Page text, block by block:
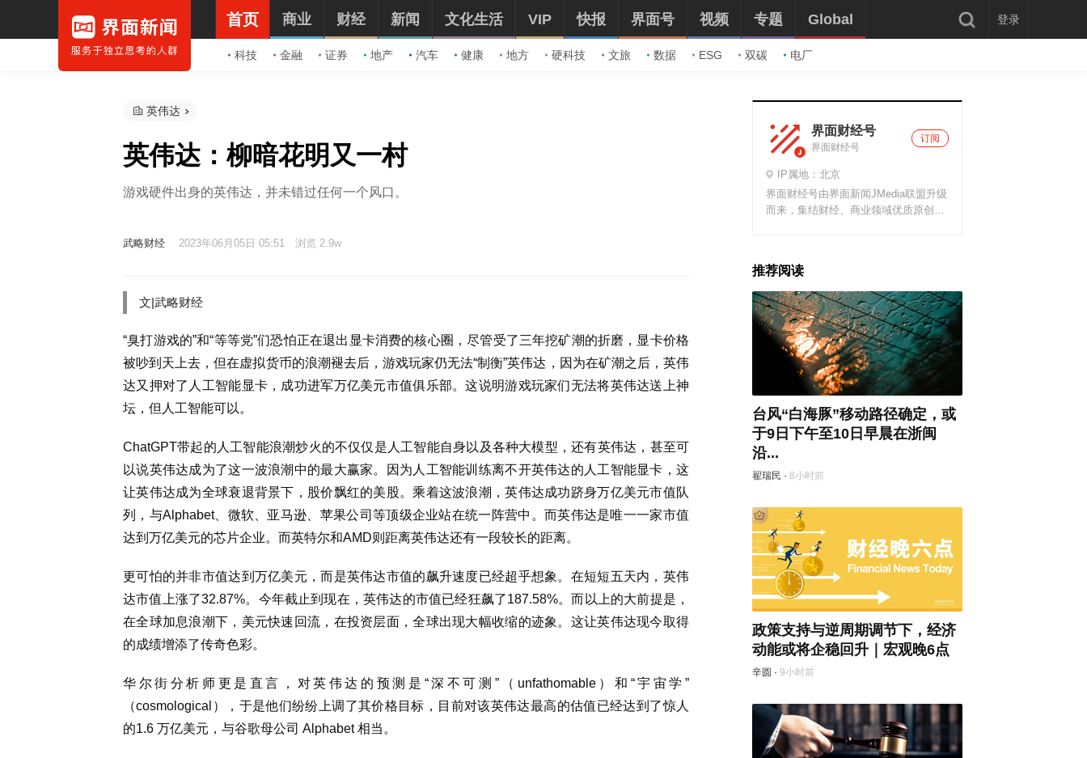
首页
科技 金融 证券 地产 汽车 健康 地方 硬科技 文旅 数据 ESG 双碳 电厂
商业 财经 新闻 文化生活 VIP 快报 界面号 视频 专题 Global 登录
英伟达
英伟达：柳暗花明又一村
游戏硬件出身的英伟达，并未错过任何一个风口。
武略财经 2023年06月05日 05:51 浏览 2.9w
文|武略财经
“臭打游戏的”和“等等党”们恐怕正在退出显卡消费的核心圈，尽管受了三年挖矿潮的折磨，显卡价格
被吵到天上去，但在虚拟货币的浪潮褪去后，游戏玩家仍无法“制衡”英伟达，因为在矿潮之后，英伟
达又押对了人工智能显卡，成功进军万亿美元市值俱乐部。这说明游戏玩家们无法将英伟达送上神
坛，但人工智能可以。
ChatGPT带起的人工智能浪潮炒火的不仅仅是人工智能自身以及各种大模型，还有英伟达，甚至可
以说英伟达成为了这一波浪潮中的最大赢家。因为人工智能训练离不开英伟达的人工智能显卡，这
让英伟达成为全球衰退背景下，股价飘红的美股。乘着这波浪潮，英伟达成功跻身万亿美元市值队
列，与Alphabet、微软、亚马逊、苹果公司等顶级企业站在统一阵营中。而英伟达是唯一一家市值
达到万亿美元的芯片企业。而英特尔和AMD则距离英伟达还有一段较长的距离。
更可怕的并非市值达到万亿美元，而是英伟达市值的飙升速度已经超乎想象。在短短五天内，英伟
达市值上涨了32.87%。今年截止到现在，英伟达的市值已经狂飙了187.58%。而以上的大前提是，
在全球加息浪潮下，美元快速回流，在投资层面，全球出现大幅收缩的迹象。这让英伟达现今取得
的成绩增添了传奇色彩。
华尔街分析师更是直言，对英伟达的预测是“深不可测”（unfathomable）和“宇宙学”
（cosmological），于是他们纷纷上调了其价格目标，目前对该英伟达最高的估值已经达到了惊人
的1.6 万亿美元，与谷歌母公司 Alphabet 相当。
界面财经号
界面财经号
订阅
IP属地：北京
界面财经号由界面新闻JMedia联盟升级
而来，集结财经、商业领域优质原创微
推荐阅读
台风“白海豚”移动路径确定，或
于9日下午至10日早晨在浙闽
沿...
翟瑞民 · 8小时前
政策支持与逆周期调节下，经济
动能或将企稳回升｜宏观晚6点
辛圆 · 9小时前